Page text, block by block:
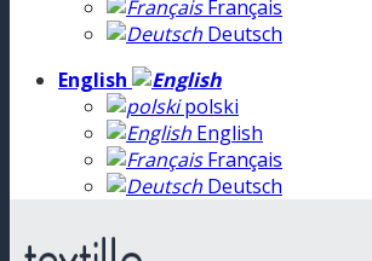
Français
Deutsch
English
polski
English
Français
Deutsch